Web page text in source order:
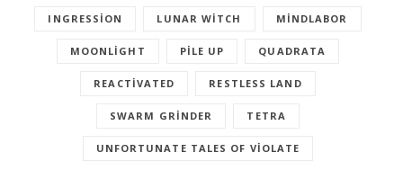
INGRESSION LUNAR WITCH MINDLABOR
MOONLIGHT PILE UP QUADRATA
REACTIVATED RESTLESS LAND
SWARM GRINDER TETRA
UNFORTUNATE TALES OF VIOLATE